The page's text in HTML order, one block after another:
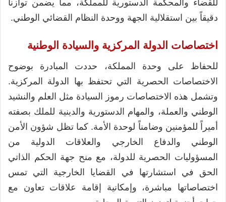
للقضاء والمحكمة الدستورية للمملكة، مما يضمن توازناً
دقيقاً بين استقلالية الجهة ووحدة النظام القضائي الوطني.
اختصاصات الدولة المركزية والسيادة الوطنية
للحفاظ على وحدة المملكة، حددت المبادرة بوضوح
الاختصاصات الحصرية التي تحتفظ بها الدولة المركزية.
وتشمل هذه الاختصاصات رموز السيادة مثل العلم والنشيد
الوطني والعملة، والمهام الدستورية والدينية للملك بصفته
أميراً للمؤمنين وضامناً لوحدة الأمة. كما تظل شؤون الأمن
الوطني والدفاع الخارجي والعلاقات الدولية من
المسؤوليات الحصرية للدولة، مع منح جهة الحكم الذاتي
الحق في استشارتها في القضايا الخارجية التي تمس
اختصاصاتها مباشرة، وإمكانية إقامة علاقات تعاون مع